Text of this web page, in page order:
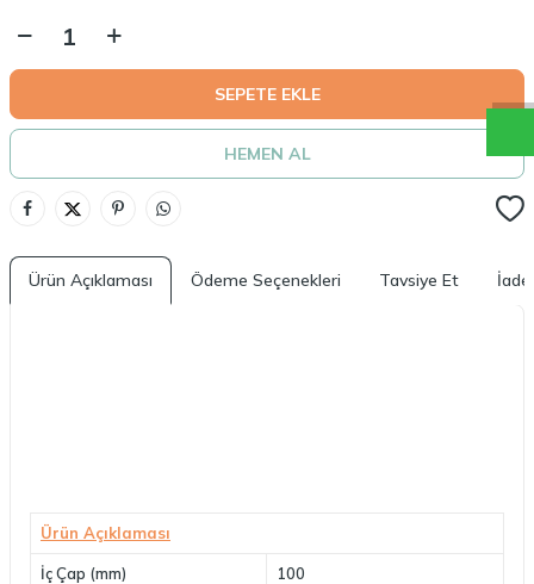
W
h
a
t
a
p
p
D
e
s
t
e
H
a
t
t
SEPETE EKLE
HEMEN AL
Ürün Açıklaması Ödeme Seçenekleri Tavsiye Et İade
Ürün Açıklaması
İç Çap (mm) 100